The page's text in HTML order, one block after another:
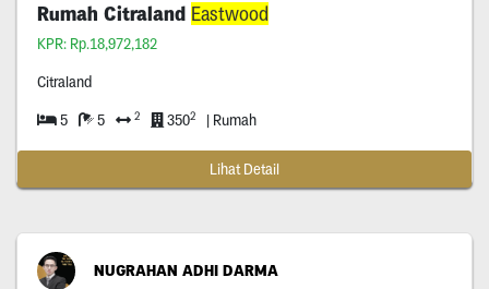
Rumah Citraland Eastwood
KPR: Rp.18,972,182
Citraland
5 5 2 3502 | Rumah
Lihat Detail
NUGRAHAN ADHI DARMA